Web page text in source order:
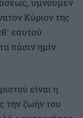
υμνούμεν
Κύριον της
εαυτού
πάσιν ημίν
είναι η
την ζωήν του